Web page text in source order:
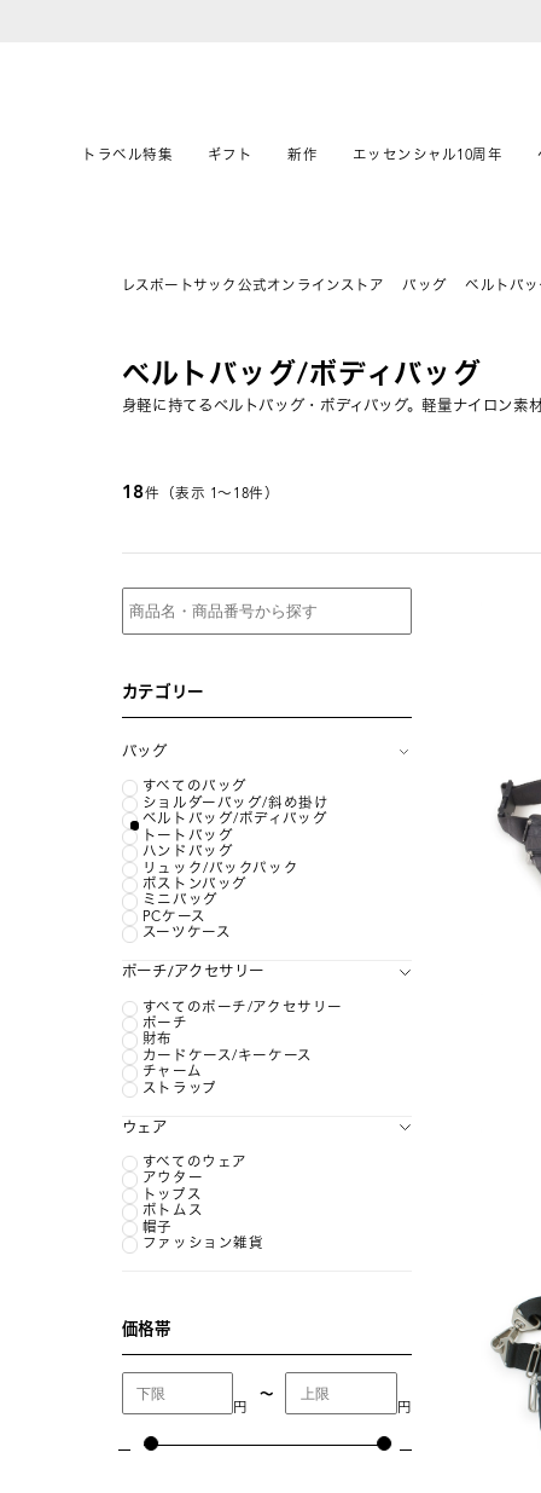
トラベル特集 ギフト 新作 エッセンシャル10周年
レスポートサック公式オンラインストア バッグ ベルトバ
ベルトバッグ/ボディバッグ
身軽に持てるベルトバッグ・ボディバッグ。軽量ナイロン
18件（表示 1〜18件）
カテゴリー
バッグ
すべてのバッグ
ショルダーバッグ/斜め掛け
ベルトバッグ/ボディバッグ
トートバッグ
ハンドバッグ
リュック/バックパック
ボストンバッグ
ミニバッグ
PCケース
スーツケース
ポーチ/アクセサリー
すべてのポーチ/アクセサリー
ポーチ
財布
カードケース/キーケース
チャーム
ストラップ
ウェア
すべてのウェア
アウター
トップス
ボトムス
帽子
ファッション雑貨
価格帯
円
〜
円